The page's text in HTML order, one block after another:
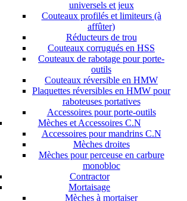
universels et jeux
Couteaux profilés et limiteurs (à
affûter)
Réducteurs de trou
Couteaux corrugués en HSS
Couteaux de rabotage pour porte-
outils
Couteaux réversible en HMW
Plaquettes réversibles en HMW pour
raboteuses portatives
Accessoires pour porte-outils
Mèches et Accessoires C.N
Accessoires pour mandrins C.N
Mèches droites
Mèches pour perceuse en carbure
monobloc
Contractor
Mortaisage
Mèches à mortaiser